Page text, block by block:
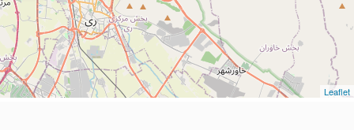
Leaflet